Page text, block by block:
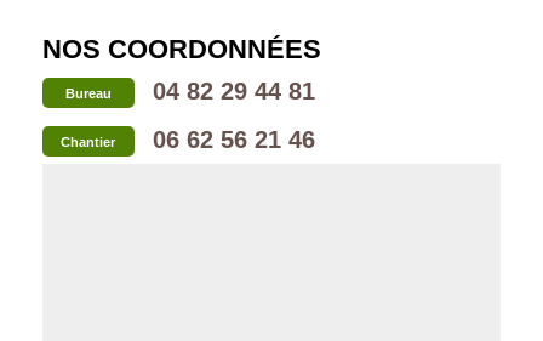
NOS COORDONNÉES
Bureau 04 82 29 44 81
Chantier 06 62 56 21 46